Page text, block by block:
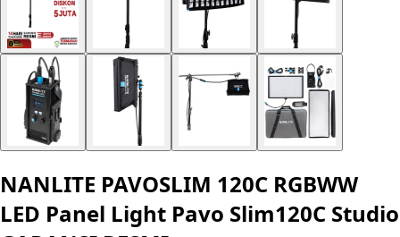
NANLITE PAVOSLIM 120C RGBWW
LED Panel Light Pavo Slim120C Studio